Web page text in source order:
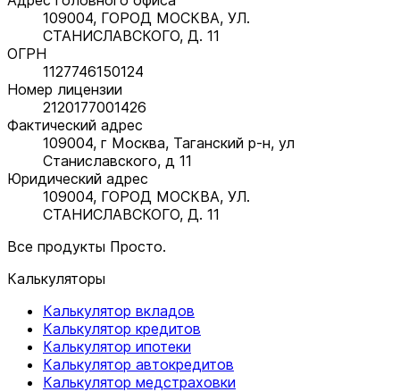
109004, ГОРОД МОСКВА, УЛ.
СТАНИСЛАВСКОГО, Д. 11
ОГРН
1127746150124
Номер лицензии
2120177001426
Фактический адрес
109004, г Москва, Таганский р-н, ул
Станиславского, д 11
Юридический адрес
109004, ГОРОД МОСКВА, УЛ.
СТАНИСЛАВСКОГО, Д. 11
Все продукты Просто.
Калькуляторы
Калькулятор вкладов
Калькулятор кредитов
Калькулятор ипотеки
Калькулятор автокредитов
Калькулятор медстраховки